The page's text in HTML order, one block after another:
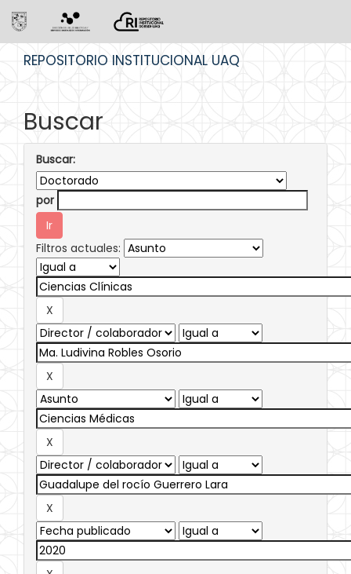
REPOSITORIO INSTITUCIONAL UAQ
Buscar
Buscar:
por
Filtros actuales: